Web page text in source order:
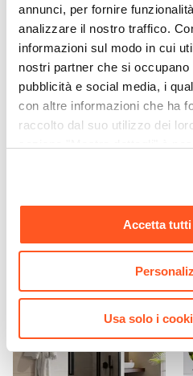
annunci, per fornire
analizzare il nostro traffico.
informazioni sul modo in cui
nostri partner che si occupano
pubblicità e social media, i
con altre informazioni che ha
raccolto dal suo utilizzo dei
momento. Per maggiori
Accetta
Usa solo i
Incluso
soffione 20 cm nero – Tila
€ 140,00